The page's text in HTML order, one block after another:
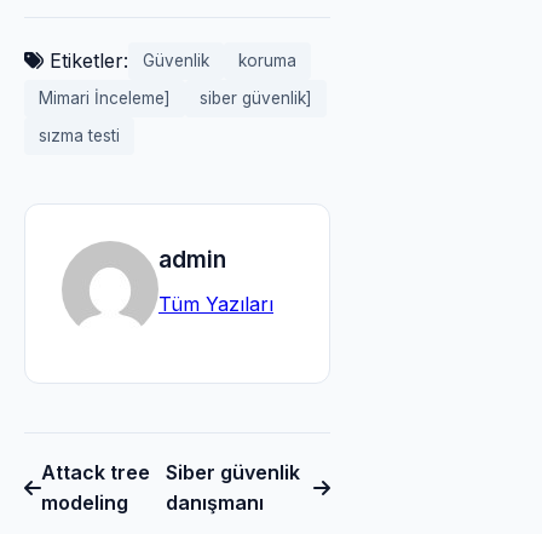
Etiketler: Güvenlik
koruma
Mimari İnceleme]
siber güvenlik]
sızma testi
admin
Tüm Yazıları
Attack tree
modeling
Siber güvenlik
danışmanı